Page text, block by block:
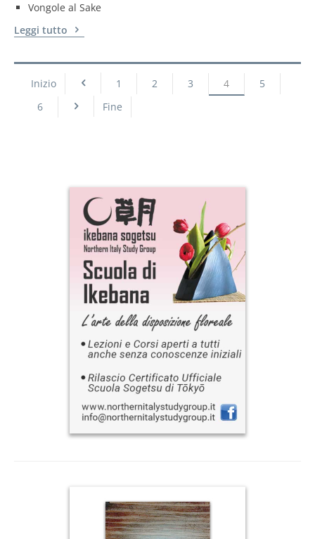
Vongole al Sake
Leggi tutto
Inizio 1 2 3 4
5
6
Fine